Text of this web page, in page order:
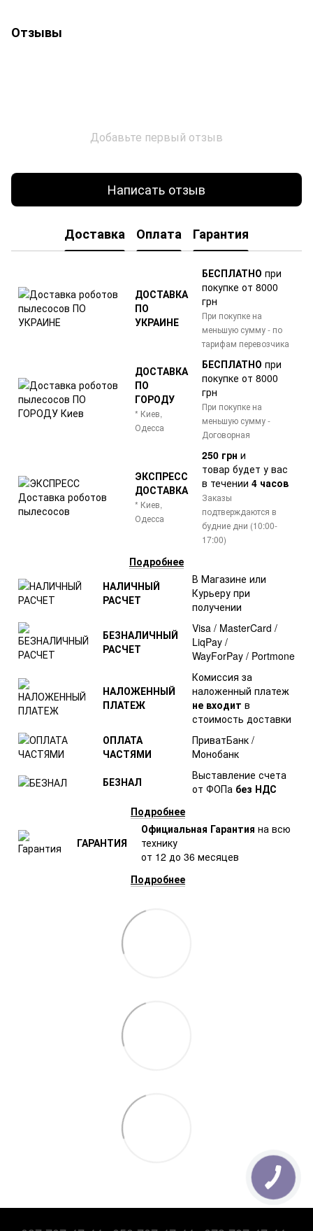
Отзывы
Добавьте первый отзыв
Написать отзыв
Доставка Оплата Гарантия
ДОСТАВКА
ПО
УКРАИНЕ
БЕСПЛАТНО при
покупке от 8000
грн
При покупке на
меньшую сумму - по
тарифам перевозчика
ДОСТАВКА
ПО
ГОРОДУ
* Киев,
Одесса
БЕСПЛАТНО при
покупке от 8000
грн
При покупке на
меньшую сумму -
Договорная
ЭКСПРЕСС
ДОСТАВКА
* Киев,
Одесса
250 грн и
товар будет у вас
в течении 4 часов
Заказы
подтверждаются в
будние дни (10:00-
17:00)
Подробнее
НАЛИЧНЫЙ
РАСЧЕТ
В Магазине или
Курьеру при
получении
БЕЗНАЛИЧНЫЙ
РАСЧЕТ
Visa / MasterCard /
LiqPay /
WayForPay / Portmone
НАЛОЖЕННЫЙ
ПЛАТЕЖ
Комиссия за
наложенный платеж
не входит в
стоимость доставки
ОПЛАТА
ЧАСТЯМИ
ПриватБанк /
Монобанк
БЕЗНАЛ
Выставление счета
от ФОПа без НДС
Подробнее
ГАРАНТИЯ
Официальная Гарантия на всю
технику
от 12 до 36 месяцев
Подробнее